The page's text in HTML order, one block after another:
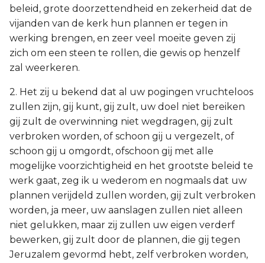
beleid, grote doorzettendheid en zekerheid dat de
vijanden van de kerk hun plannen er tegen in
werking brengen, en zeer veel moeite geven zij
zich om een steen te rollen, die gewis op henzelf
zal weerkeren.
2. Het zij u bekend dat al uw pogingen vruchteloos
zullen zijn, gij kunt, gij zult, uw doel niet bereiken
gij zult de overwinning niet wegdragen, gij zult
verbroken worden, of schoon gij u vergezelt, of
schoon gij u omgordt, ofschoon gij met alle
mogelijke voorzichtigheid en het grootste beleid te
werk gaat, zeg ik u wederom en nogmaals dat uw
plannen verijdeld zullen worden, gij zult verbroken
worden, ja meer, uw aanslagen zullen niet alleen
niet gelukken, maar zij zullen uw eigen verderf
bewerken, gij zult door de plannen, die gij tegen
Jeruzalem gevormd hebt, zelf verbroken worden,